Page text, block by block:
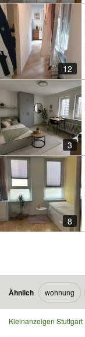
12
3
8
Ähnlich wohnung
Kleinanzeigen Stuttgart